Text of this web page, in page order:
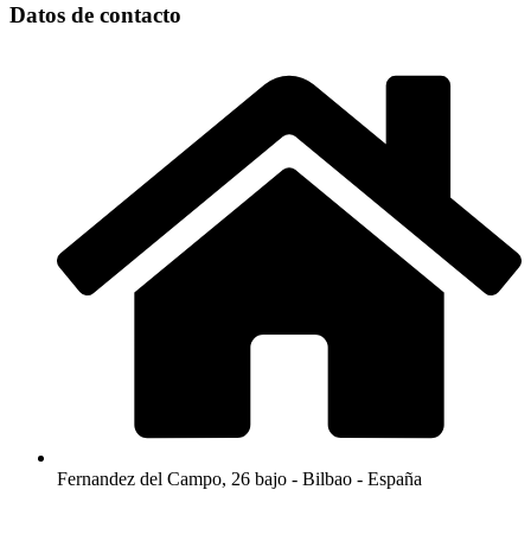
Datos de contacto
Fernandez del Campo, 26 bajo - Bilbao - España